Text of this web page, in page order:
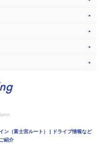
ン（富士宮ルート） | ドライブ情報など
紹介